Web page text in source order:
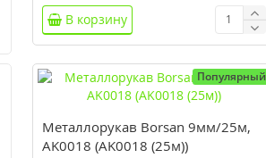
В корзину
Популярный
Металлорукав Borsan 9мм/25м,
AK0018 (AK0018 (25м))